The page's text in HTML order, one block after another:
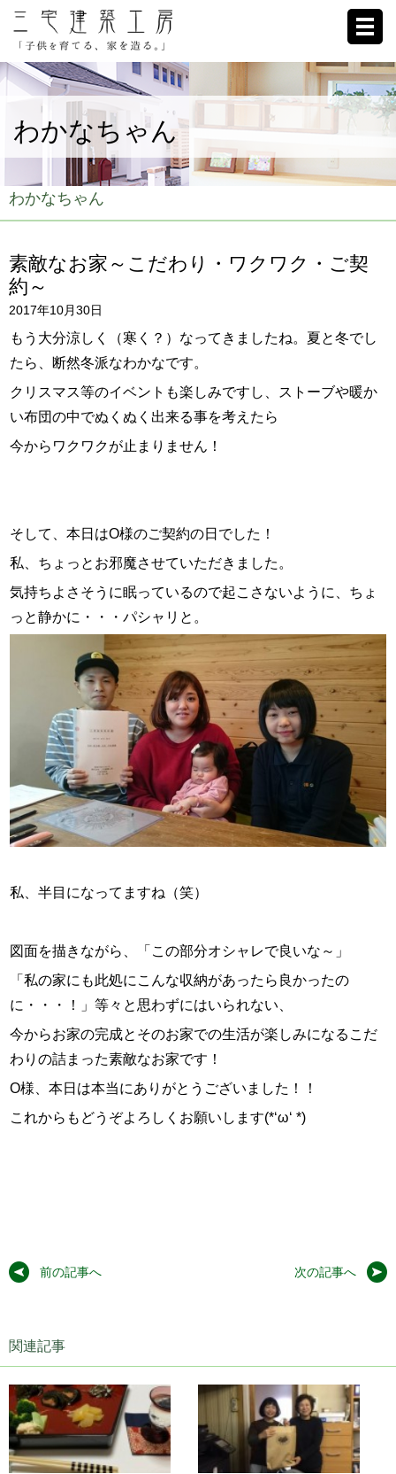
ホーム
家への想い
施工例
ブログ
リクルート
会社概要
スタッフ紹介
お問い合わせ
わかなちゃん
わかなちゃん
素敵なお家～こだわり・ワクワク・ご契
約～
2017年10月30日
もう大分涼しく（寒く？）なってきましたね。夏と冬でし
たら、断然冬派なわかなです。
クリスマス等のイベントも楽しみですし、ストーブや暖か
い布団の中でぬくぬく出来る事を考えたら
今からワクワクが止まりません！
そして、本日はO様のご契約の日でした！
私、ちょっとお邪魔させていただきました。
気持ちよさそうに眠っているので起こさないように、ちょ
っと静かに・・・パシャリと。
私、半目になってますね（笑）
図面を描きながら、「この部分オシャレで良いな～」
「私の家にも此処にこんな収納があったら良かったの
に・・・！」等々と思わずにはいられない、
今からお家の完成とそのお家での生活が楽しみになるこだ
わりの詰まった素敵なお家です！
O様、本日は本当にありがとうございました！！
これからもどうぞよろしくお願いします(*‘ω‘ *)
前の記事へ 次の記事へ
関連記事